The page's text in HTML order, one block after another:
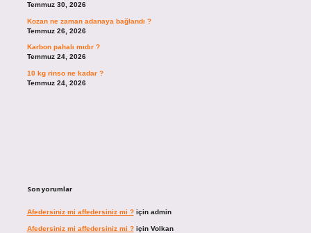
Temmuz 30, 2026
Kozan ne zaman adanaya bağlandı ?
Temmuz 26, 2026
Karbon pahalı mıdır ?
Temmuz 24, 2026
10 kg rinso ne kadar ?
Temmuz 24, 2026
Son yorumlar
Afedersiniz mi affedersiniz mi ?için admin
Afedersiniz mi affedersiniz mi ?için Volkan